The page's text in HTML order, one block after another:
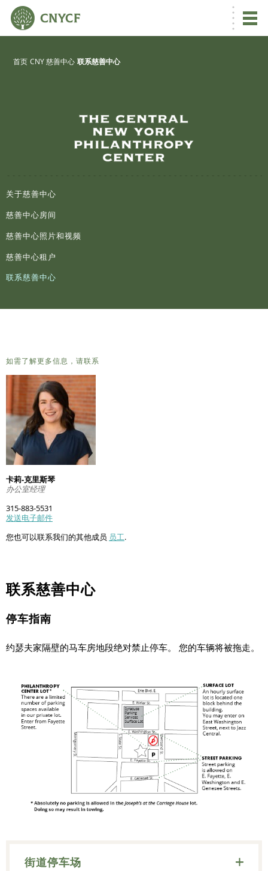
首页 CNY 慈善中心 联系慈善中心
联系慈善中心
停车指南
约瑟夫家隔壁的马车房地段绝对禁止停车。 您的车辆将被拖走。
街道停车场
关于慈善中心
慈善中心房间
慈善中心照片和视频
慈善中心租户
联系慈善中心
如需了解更多信息，请联系
卡莉-克里斯琴
办公室经理
315-883-5531
发送电子邮件
您也可以联系我们的其他成员 员工.